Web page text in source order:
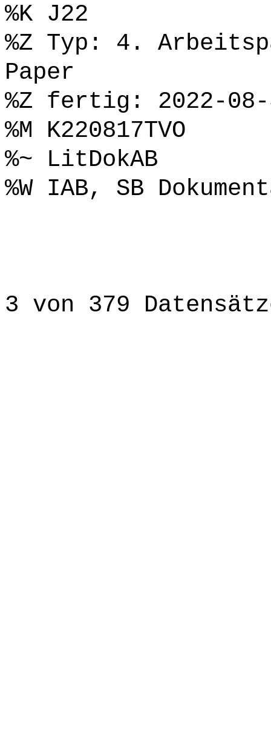
%K J22
%Z Typ: 4.
Paper
%Z fertig: 2022-08-
%M K220817TVO
%~ LitDokAB
%W IAB, SB
3 von 379